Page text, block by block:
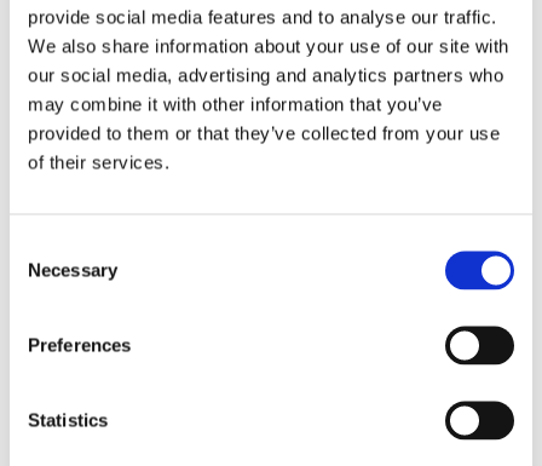
provide social media features and to analyse our traffic.
We also share information about your use of our site with
our social media, advertising and analytics partners who
may combine it with other information that you’ve
provided to them or that they’ve collected from your use
of their services.
Selection
Necessary
Preferences
Statistics